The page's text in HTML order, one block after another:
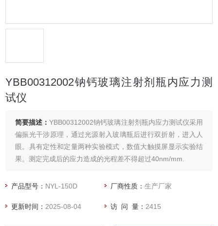
YBB00312002钠钙玻璃注射剂瓶内应力测
试仪
简要描述：YBB00312002钠钙玻璃注射剂瓶内应力测试仪采用
偏振光干涉原理，通过光源射入玻璃瓶后进行双折射，进入人
眼。具有定性和定量两种实验模式，数值大触摸屏显示实验结
果。测定完成后的应力造成的光程差不得超过40nm/mm.
产品型号： NYL-150D 厂商性质：生产厂家
更新时间： 2025-08-04 访 问 量： 2415